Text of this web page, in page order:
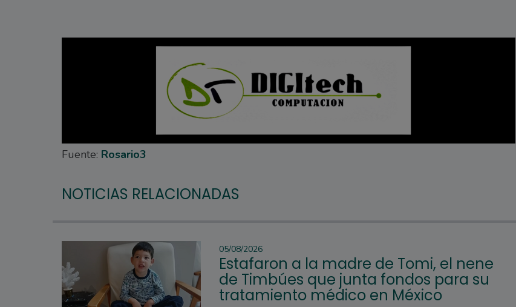
Fuente: Rosario3
NOTICIAS RELACIONADAS
05/08/2026
Estafaron a la madre de Tomi, el nene
de Timbúes que junta fondos para su
tratamiento médico en México